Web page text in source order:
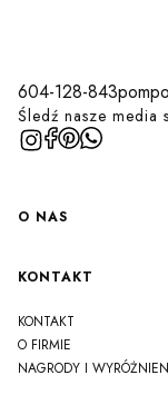
604-128-843
Śledź nasze media
Linki w stopce
O NAS
KONTAKT
KONTAKT
O FIRMIE
NAGRODY I